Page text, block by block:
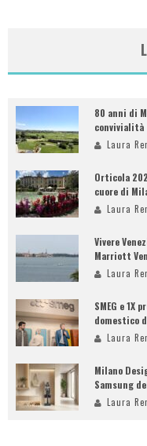
80 anni di
convivialità
Laura
Orticola
cuore di
Laura
Vivere
Marriott
Laura
SMEG e 1X
domestico
Laura
Milano
Samsung
Laura